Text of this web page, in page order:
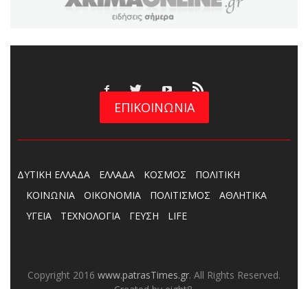
ΕΠΙΚΟΙΝΩΝΙΑ
ΔΥΤΙΚΗ ΕΛΛΑΔΑ ΕΛΛΑΔΑ ΚΟΣΜΟΣ
ΠΟΛΙΤΙΚΗ
ΚΟΙΝΩΝΙΑ
ΟΙΚΟΝΟΜΙΑ ΠΟΛΙΤΙΣΜΟΣ
ΑΘΛΗΤΙΚΑ
ΥΓΕΙΑ
ΤΕΧΝΟΛΟΓΙΑ ΓΕΥΣΗ LIFE
Copyright 2016 www.patrasTimes.gr. All Rights Reserved.